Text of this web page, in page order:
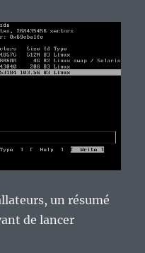
un résumé
de lancer